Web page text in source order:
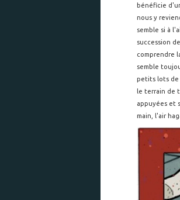
bénéficie
nous y
semble si à
succession
comprendre
semble
petits lots de
le terrain de
appuyées et
main, l'air